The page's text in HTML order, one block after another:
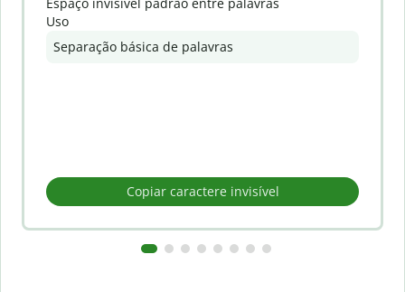
Uso
Separação básica de palavras
Copiar caractere invisível